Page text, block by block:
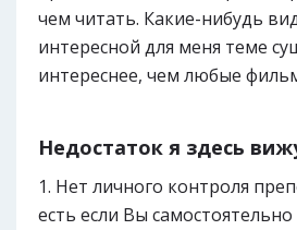
чем читать. Какие-нибудь
интересной для меня теме
интереснее, чем любые
Недостаток я здесь
Нет личного контроля
есть если Вы самостоятельно